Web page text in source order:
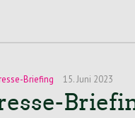
Briefing 15. Juni 2023